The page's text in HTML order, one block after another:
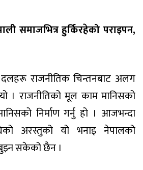
समाजभित्र हुर्किरहेको पराइपन,
राजनीतिक चिन्तनबाट अलग
। राजनीतिको मूल काम मानिसको
निर्माण गर्नु हो । आजभन्दा
अरस्तुको यो भनाइ नेपालको
सकेको छैन ।